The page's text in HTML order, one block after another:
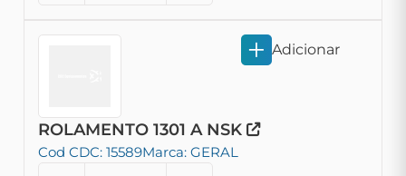
ROLAMENTO 1301 A NSK
Cod CDC: 15589Marca: GERAL
Adicionar